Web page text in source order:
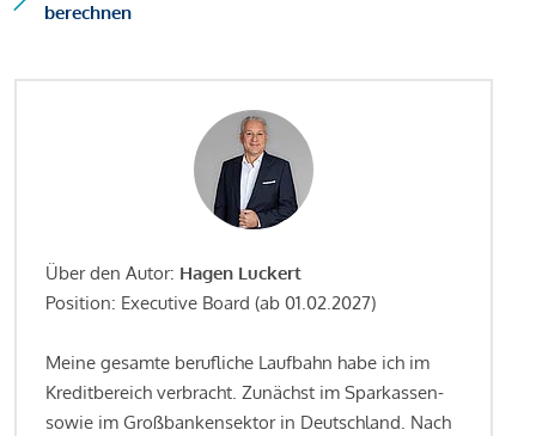
berechnen
Über den Autor: Hagen Luckert
Position: Executive Board (ab 01.02.2027)
Meine gesamte berufliche Laufbahn habe ich im
Kreditbereich verbracht. Zunächst im Sparkassen-
sowie im Großbankensektor in Deutschland. Nach